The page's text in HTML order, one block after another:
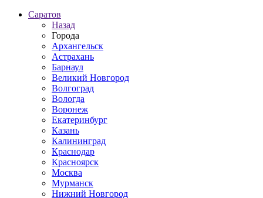
Саратов
Назад
Города
Архангельск
Астрахань
Барнаул
Великий Новгород
Волгоград
Вологда
Воронеж
Екатеринбург
Казань
Калининград
Краснодар
Красноярск
Москва
Мурманск
Нижний Новгород